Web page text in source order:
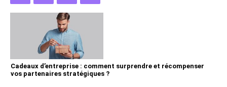
Cadeaux d’entreprise : comment surprendre et récompenser
vos partenaires stratégiques ?